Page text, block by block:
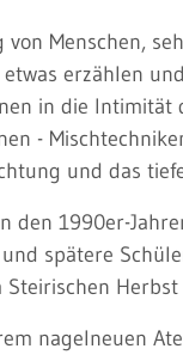
Menschen,
erzählen
in die
-
und das
den 1990er-
spätere
nagelneuen